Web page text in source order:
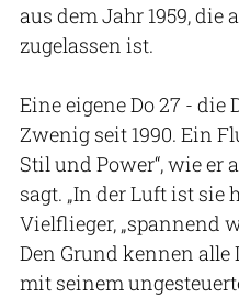
aus dem Jahr 1959, die
zugelassen ist.
Eine eigene Do 27 - die
Zwenig seit 1990. Ein
Stil und Power“, wie er
sagt. „In der Luft ist sie
Vielflieger, „spannend
Den Grund kennen alle
mit seinem